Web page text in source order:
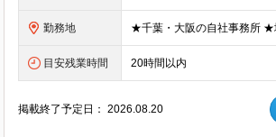
勤務地
目安残業時間 20時間以内
掲載終了予定日：2026.08.20